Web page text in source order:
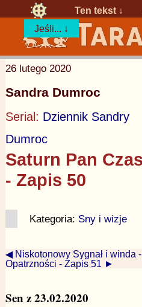
Ten tekst ↓
Jeśli... ↓
26 lutego 2020
Sandra Dumroc
Serial: Dziennik Sandry
Dumroc
Saturn Pan
- Zapis 50
Kategoria: Sny i wizje
◀ Niskotonowy Sygnał i winda
Opatrzności - Zapis 51 ►
Sen z 23.02.2020